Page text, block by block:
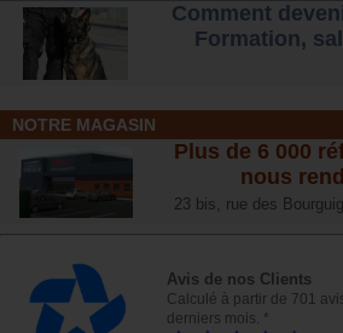
Comment
Formation,
NOTRE MAGASIN
Plus de 6 000
nous
23 bis, rue des
Avis de nos Clients
Calculé à partir de 701
derniers mois. *